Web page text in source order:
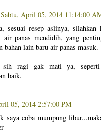
Sabtu, April 05, 2014 11:14:00
sesuai resep aslinya,
air panas mendidih, yang
bahan lain baru air panas masuk.
sih ragi gak mati ya,
baik.
05, 2014 2:57:00 PM
saya coba mumpung